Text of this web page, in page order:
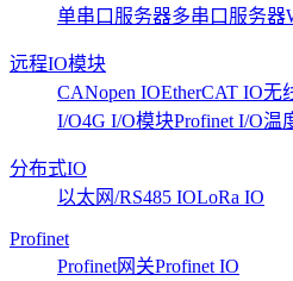
单串口服务器多串口服务器
远程IO模块
CANopen IOEtherCAT IO无
I/O4G I/O模块Profinet I/O温
分布式IO
以太网/RS485 IOLoRa IO
Profinet
Profinet网关Profinet IO